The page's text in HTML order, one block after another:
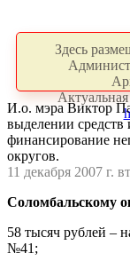
Здесь
И.о. мэра Виктор
выделении средств
финансирование
округов.
11 декабря 2007 г.
Соломбальскому
58 тысяч рублей –
№41;